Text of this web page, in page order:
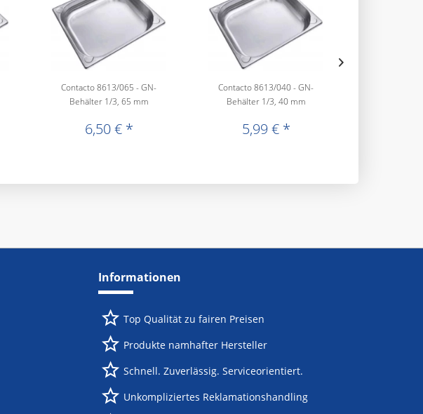
Contacto 8613/065 - GN-
Behälter 1/3, 65 mm
6,50 € *
Contacto 8613/040 - GN-
Behälter 1/3, 40 mm
5,99 € *
Informationen
Top Qualität zu fairen Preisen
Produkte namhafter Hersteller
Schnell. Zuverlässig. Serviceorientiert.
Unkompliziertes Reklamationshandling